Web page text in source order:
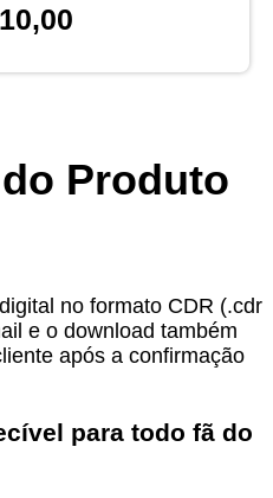
Produto
no formato CDR (.cdr
e o download também
após a confirmação
para todo fã do